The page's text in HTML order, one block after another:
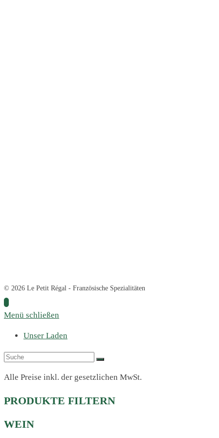
© 2026 Le Petit Régal - Französische Spezialitäten
Menü schließen
Unser Laden
Alle Preise inkl. der gesetzlichen MwSt.
PRODUKTE FILTERN
WEIN